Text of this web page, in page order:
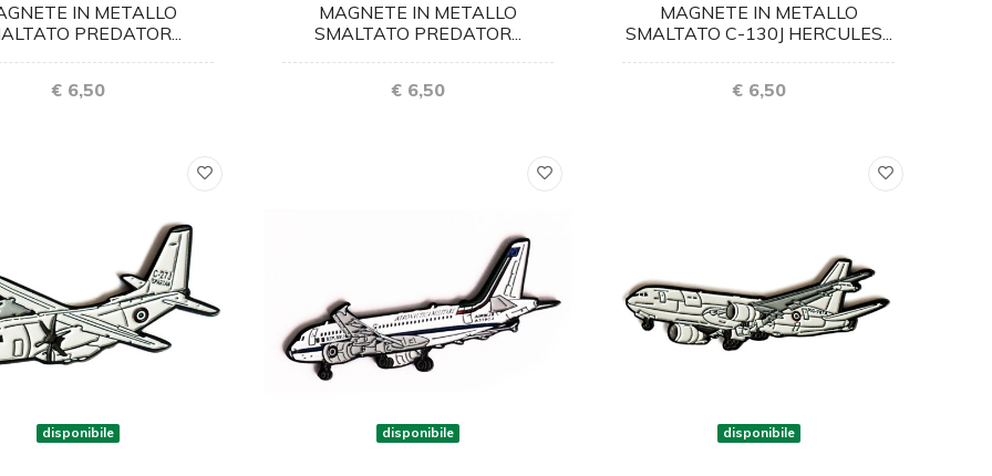
IN METALLO
PREDATOR...
€ 6,50
MAGNETE IN METALLO
SMALTATO PREDATOR...
€ 6,50
MAGNETE IN METALLO
SMALTATO C-130J HERCULES...
€ 6,50
disponibile disponibile disponibile